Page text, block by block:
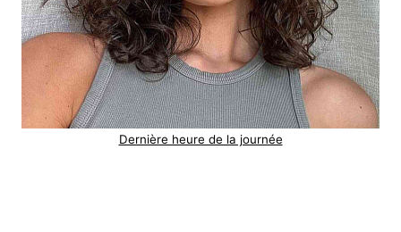
Dernière heure de la journée